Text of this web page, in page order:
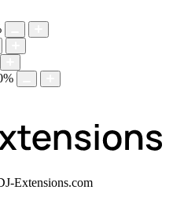
%
Extensions.com